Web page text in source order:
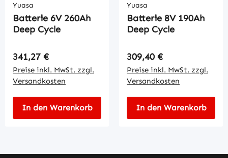
Yuasa
Batterie 6V 260Ah
Deep Cycle
Regulärer Preis:
341,27 €
Preise inkl. MwSt. zzgl.
Versandkosten
In den Warenkorb
Yuasa
Batterie 8V 190Ah
Deep Cycle
Regulärer Preis:
309,40 €
Preise inkl. MwSt. zzgl.
Versandkosten
In den Warenkorb